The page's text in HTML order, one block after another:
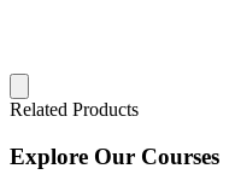
Related Products
Explore Our Courses